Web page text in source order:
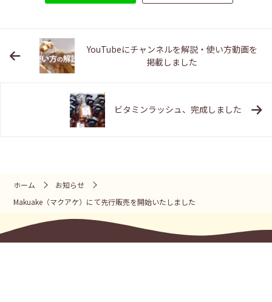
YouTubeにチャンネルを解説・使い方動画を
掲載しました
ビタミンラッシュ、完成しました
ホーム
お知らせ
Makuake（マクアケ）にて先行販売を開始いたしました